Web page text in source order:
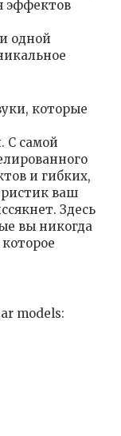
эффектов
одной
которые
С самой
и гибких,
ваш
Здесь
вы никогда
models: